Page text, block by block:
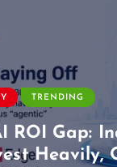
TRENDING
ROI Gap:
Heavily,